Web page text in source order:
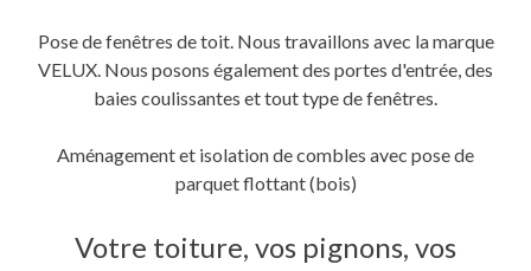
Pose de fenêtres de toit. Nous travaillons avec la marque
VELUX. Nous posons également des portes d'entrée, des
baies coulissantes et tout type de fenêtres.
Aménagement et isolation de combles avec pose de
parquet flottant (bois)
Votre toiture, vos pignons, vos